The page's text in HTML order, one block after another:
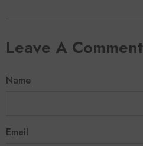
Leave A Comment
Name
Email